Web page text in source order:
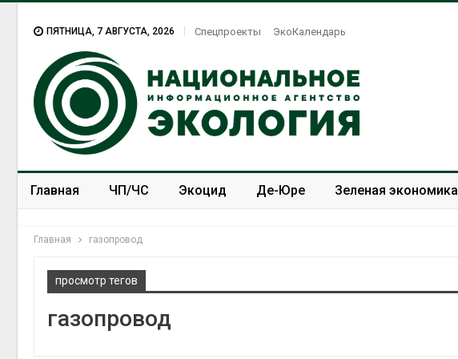
ПЯТНИЦА, 7 АВГУСТА, 2026 Спецпроекты ЭкоКалендарь
Главная ЧП/ЧС Экоцид Де-Юре Зеленая экономика
Главная газопровод
просмотр тегов
газопровод